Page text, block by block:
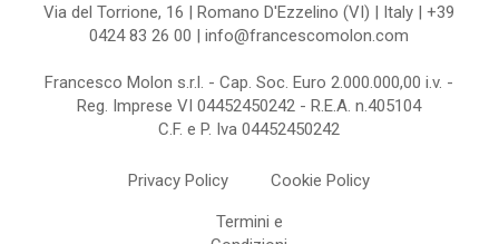
Via del Torrione, 16 | Romano D'Ezzelino (VI) | Italy | +39
0424 83 26 00 | info@francescomolon.com
Francesco Molon s.r.l. - Cap. Soc. Euro 2.000.000,00 i.v. -
Reg. Imprese VI 04452450242 - R.E.A. n.405104
C.F. e P. Iva 04452450242
Privacy Policy Cookie Policy
Termini e